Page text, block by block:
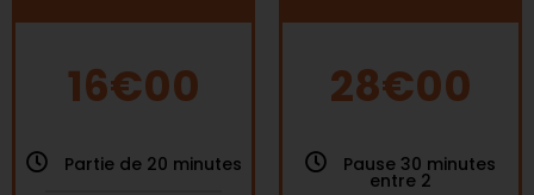
16€00
Partie de 20 minutes
28€00
Pause 30 minutes
entre 2